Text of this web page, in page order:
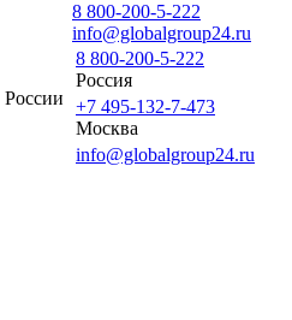
8 800-200-5-222
info@globalgroup24.ru
8 800-200-5-222
Россия
+7 495-132-7-473
Москва
info@globalgroup24.ru